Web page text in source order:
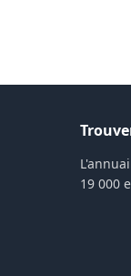
19 000